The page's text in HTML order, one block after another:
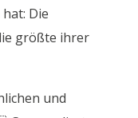
Die
größte ihrer
und